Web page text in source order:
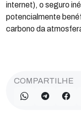
internet), o seguro
potencialmente
carbono da
COMPARTILHE